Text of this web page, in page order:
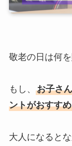
敬老の日は何
もし、 お子さ
ントがおすすめ
大人になると